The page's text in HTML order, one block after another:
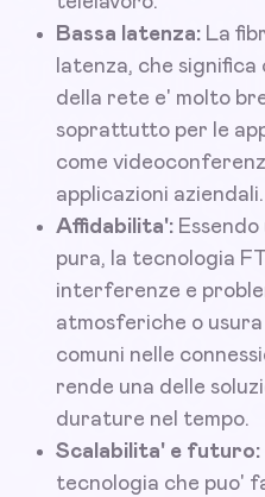
Bassa latenza: La
latenza, che
della rete e' molto
soprattutto per le
come
applicazioni aziendali.
Affidabilita':
pura, la tecnologia
interferenze e
atmosferiche o usura
comuni nelle
rende una delle
durature nel tempo.
Scalabilita' e futuro:
tecnologia che puo'